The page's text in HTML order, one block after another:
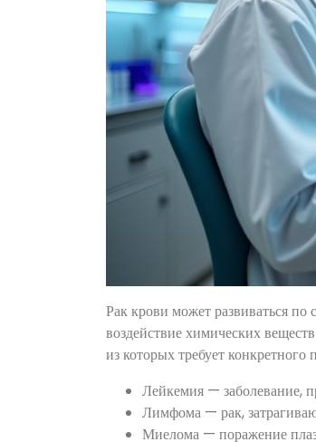
Рак крови может развиваться
воздействие химических
из которых требует конкретного
Лейкемия — заболевание,
Лимфома — рак,
Миелома — поражение